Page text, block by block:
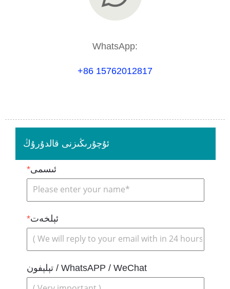
WhatsApp:
+86 15762012817
ئۇچۇرىڭىزنى قالدۇرۇڭ
*ئىسمى
*ئېلخەت
تېلېفون / WhatsAPP / WeChat